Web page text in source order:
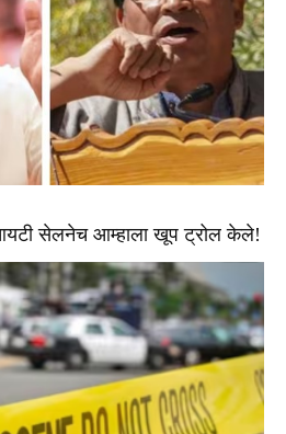
सेलनेच आम्हाला खूप ट्रोल केले!